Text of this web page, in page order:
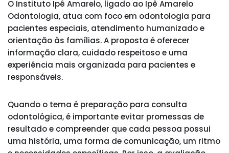
O Instituto Ipê Amarelo, ligado ao Ipê Amarelo
Odontologia, atua com foco em odontologia para
pacientes especiais, atendimento humanizado e
orientação às famílias. A proposta é oferecer
informação clara, cuidado respeitoso e uma
experiência mais organizada para pacientes e
responsáveis.
Quando o tema é preparação para consulta
odontológica, é importante evitar promessas de
resultado e compreender que cada pessoa possui
uma história, uma forma de comunicação, um ritmo